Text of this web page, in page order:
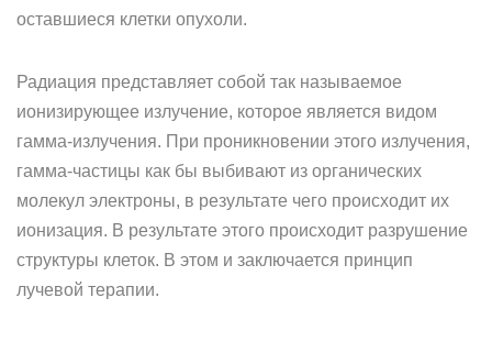
оставшиеся клетки опухоли.
Радиация представляет собой так называемое
ионизирующее излучение, которое является видом
гамма-излучения. При проникновении этого излучения,
гамма-частицы как бы выбивают из органических
молекул электроны, в результате чего происходит их
ионизация. В результате этого происходит разрушение
структуры клеток. В этом и заключается принцип
лучевой терапии.